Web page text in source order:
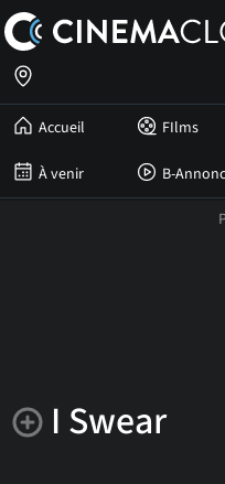
Accueil FIlms
À venir B-
I Swear